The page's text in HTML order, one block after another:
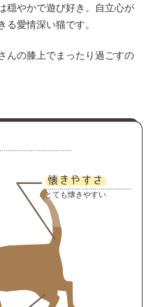
穏やかで遊び好き。自立心が
愛情深い猫です。
んの膝上でまったり過ごすの
とても懐きやすい